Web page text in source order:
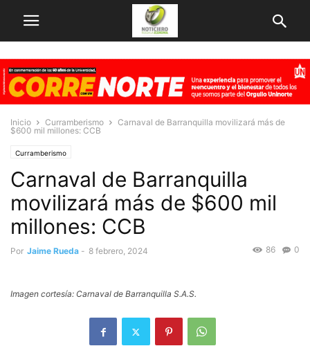
Inicio Curramberismo
Carnaval de Barranquilla movilizará más de
$600 mil millones: CCB
Curramberismo
Carnaval de Barranquilla
movilizará más de $600 mil
millones: CCB
Por Jaime Rueda - 8 febrero, 2024 0
86
Imagen cortesía: Carnaval de Barranquilla S.A.S.